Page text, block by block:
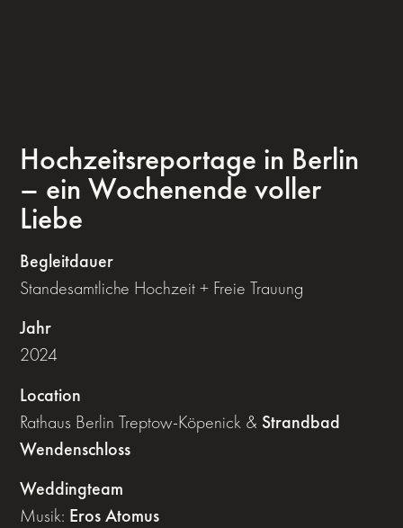
Hochzeitsreportage in Berlin
– ein Wochenende voller
Liebe
Begleitdauer
Standesamtliche Hochzeit + Freie Trauung
Jahr
2024
Location
Rathaus Berlin Treptow-Köpenick & Strandbad
Wendenschloss
Weddingteam
Musik: Eros Atomus